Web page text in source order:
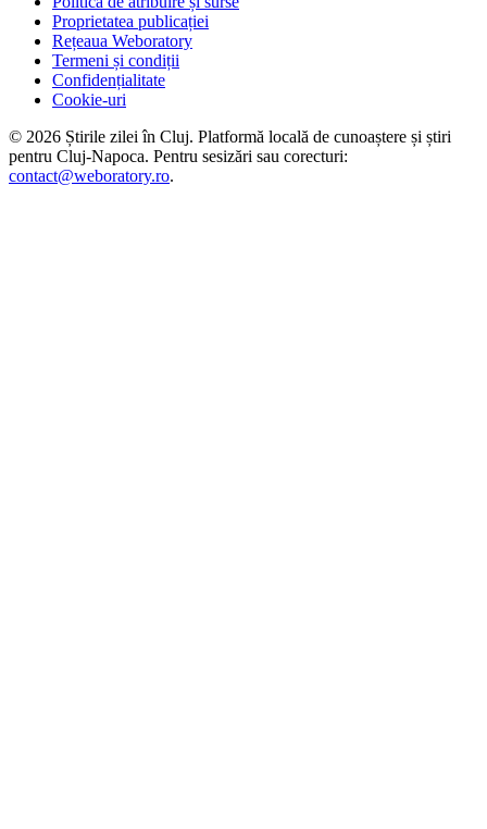
Proprietatea publicației
Rețeaua Weboratory
Termeni și condiții
Confidențialitate
Cookie-uri
© 2026 Știrile zilei în Cluj. Platformă locală de cunoaștere și știri
pentru Cluj-Napoca. Pentru sesizări sau corecturi:
contact@weboratory.ro.